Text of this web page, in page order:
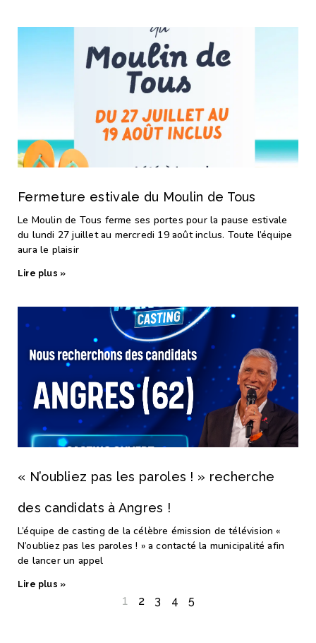
Fermeture estivale du Moulin de Tous
Le Moulin de Tous ferme ses portes pour la pause estivale
du lundi 27 juillet au mercredi 19 août inclus. Toute l’équipe
aura le plaisir
Lire plus »
« N’oubliez pas les paroles ! » recherche
des candidats à Angres !
L’équipe de casting de la célèbre émission de télévision «
N’oubliez pas les paroles ! » a contacté la municipalité afin
de lancer un appel
Lire plus »
1 2 3 4 5